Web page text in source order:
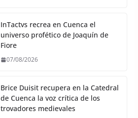
InTactvs recrea en Cuenca el
universo profético de Joaquín de
Fiore
07/08/2026
Brice Duisit recupera en la Catedral
de Cuenca la voz crítica de los
trovadores medievales